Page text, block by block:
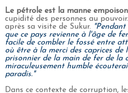
Le pétrole est la manne
cupidité des personnes au
après sa visite de Sukur. "Pendant
que ce pays revienne à l'âge de
facile de combler le fossé entre
où être à la merci des caprices
prisonnier de la main de fer de la
miraculeusement humble
paradis."
Dans ce contexte de corruption,